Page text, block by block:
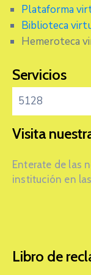
Plataforma
Biblioteca
Hemeroteca
Servicios
5128
Visita
Enterate de las
institución en
Libro de